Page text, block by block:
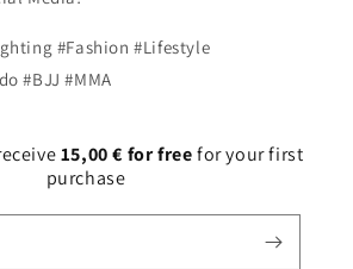
#Fashion #Lifestyle
#BJJ #MMA
15,00 € for freefor your first
purchase